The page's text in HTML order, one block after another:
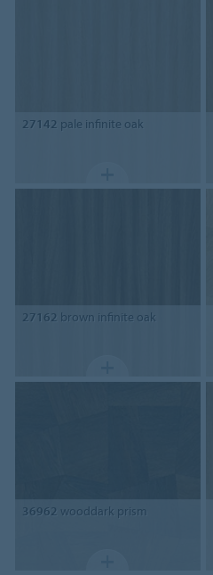
27142 pale infinite oak
27162 brown infinite oak
36962 wooddark prism